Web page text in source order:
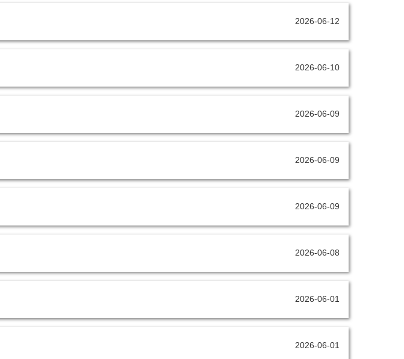
2026-06-12
2026-06-10
2026-06-09
2026-06-09
2026-06-09
2026-06-08
2026-06-01
2026-06-01